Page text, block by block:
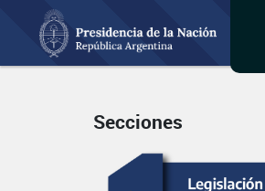
Secciones